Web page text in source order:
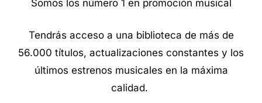
Somos los número 1 en promoción musical
Tendrás acceso a una biblioteca de más de
56.000 títulos, actualizaciones constantes y los
últimos estrenos musicales en la máxima
calidad.